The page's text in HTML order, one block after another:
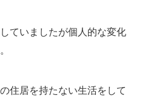
ていましたが個人的な変化
住居を持たない生活をして